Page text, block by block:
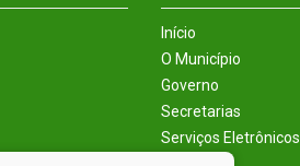
Início
O Município
Governo
Secretarias
Serviços Eletrônicos